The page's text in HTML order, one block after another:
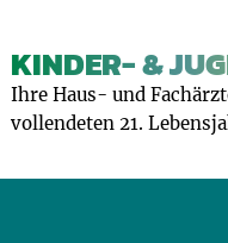
KINDER- &
Ihre Haus- und
vollendeten 21.